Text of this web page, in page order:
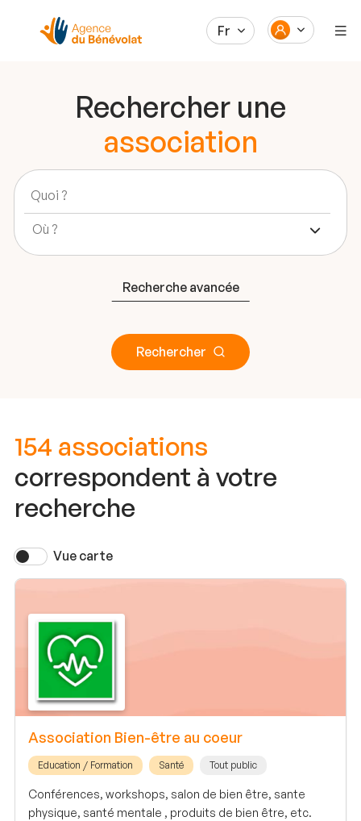
Fr
Rechercher une
association
Recherche avancée
Rechercher
154 associations
correspondent à votre
recherche
Vue carte
Association Bien-être au coeur
Education / Formation Santé Tout public
Conférences, workshops, salon de bien être, sante
physique, santé mentale , produits de bien être, etc.